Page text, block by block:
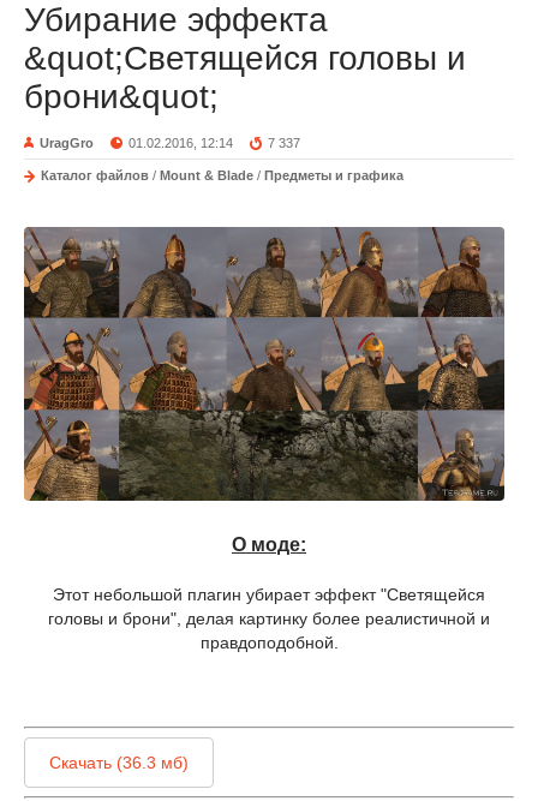
Убирание эффекта
&quot;Светящейся головы и
брони&quot;
UragGro 01.02.2016, 12:14 7 337
Каталог файлов / Mount & Blade / Предметы и графика
О моде:
Этот небольшой плагин убираетэффект "Светящейся
головы и брони", делая картинку более реалистичной и
правдоподобной.
Скачать (36.3 мб)